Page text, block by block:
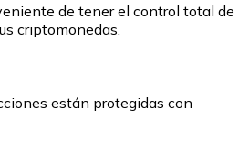
de tener el control total de
criptomonedas.
están protegidas con